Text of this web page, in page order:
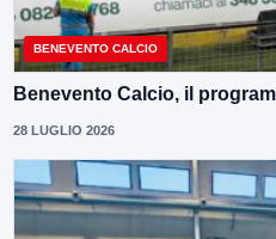
BENEVENTO CALCIO
Benevento Calcio, il
28 LUGLIO 2026